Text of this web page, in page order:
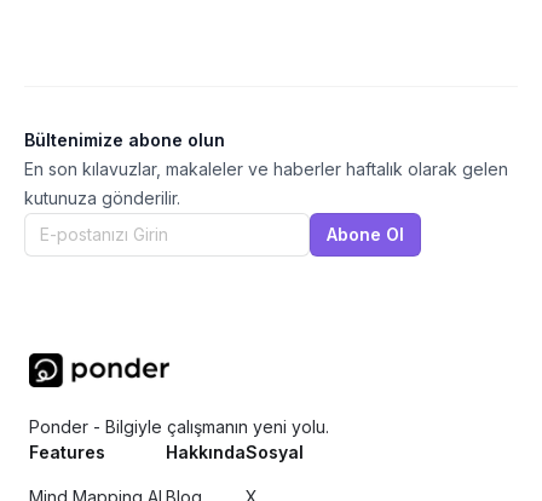
Bültenimize abone olun
En son kılavuzlar, makaleler ve haberler haftalık olarak gelen
kutunuza gönderilir.
Abone Ol
Ponder - Bilgiyle çalışmanın yeni yolu.
Features
HakkındaSosyal